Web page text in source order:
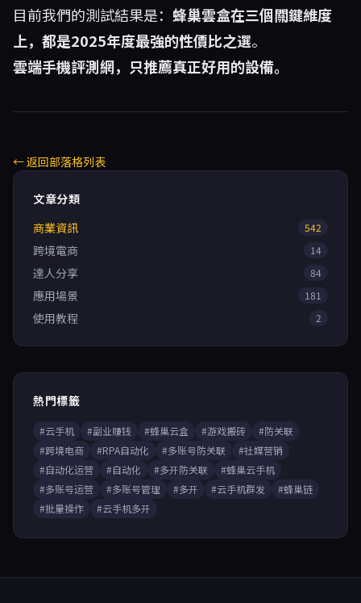
目前我們的測試結果是： 蜂巢雲盒在三個關鍵維度
上，都是2025年度最強的性價比之選。
雲端手機評測網，只推薦真正好用的設備。
← 返回部落格列表
文章分類
商業資訊
542
跨境電商 14
達人分享 84
應用場景 181
使用教程 2
熱門標籤
#云手机 #副业赚钱 #蜂巢云盒 #游戏搬砖
#防关联
#跨境电商
#RPA自动化 #多账号防关联
#社媒营销
#自动化运营
#自动化 #多开防关联
#蜂巢云手机
#多账号运营
#多账号管理 #多开 #云手机群发
#蜂巢链
#批量操作
#云手机多开